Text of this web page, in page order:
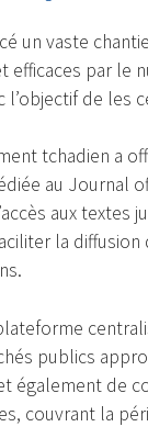
un vaste
efficaces par le
l’objectif de les
tchadien a
au Journal
aux textes
la
publics
également de
couvrant la